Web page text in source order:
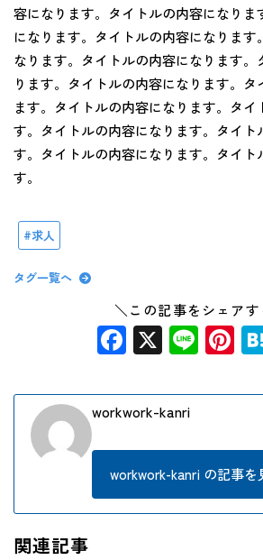
容になります。タイトルの内容になりま
になります。タイトルの内容になります
なります。タイトルの内容になります。
ります。タイトルの内容になります。タ
ます。タイトルの内容になります。タイ
す。タイトルの内容になります。タイト
す。タイトルの内容になります。タイト
す。
求人
タグ一覧へ
＼この記事をシェアす
Facebook
X Line
workwork-kanri
workwork-kanri の記事を
関連記事